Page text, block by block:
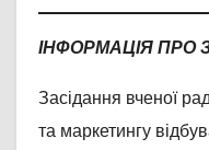
ІНФОРМАЦІЯ ПРО
Засідання вченої
та маркетингу